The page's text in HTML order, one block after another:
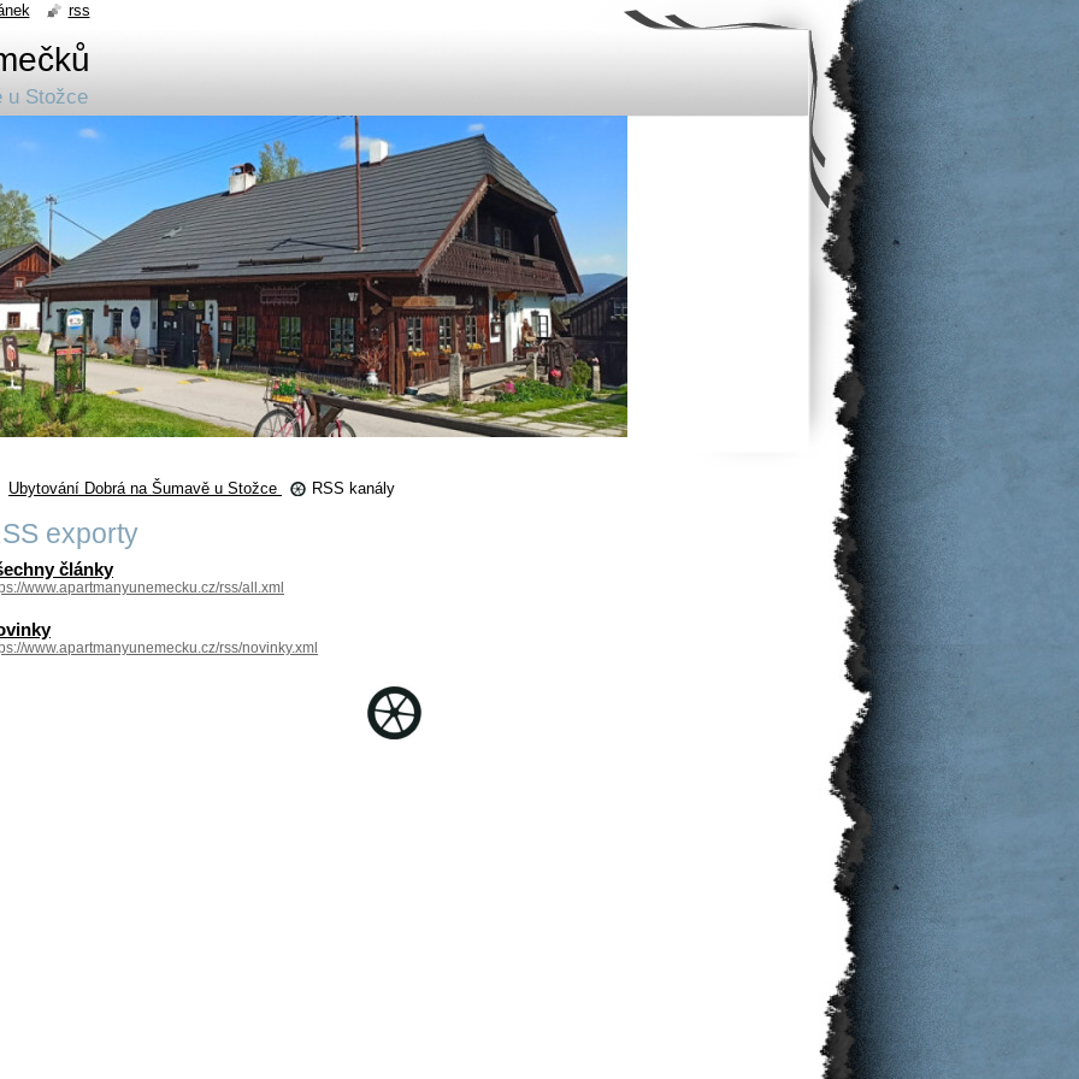
u Stožce
Ubytování Dobrá na Šumavě u Stožce RSS kanály
exporty
články
www.apartmanyunemecku.cz/rss/all.xml
www.apartmanyunemecku.cz/rss/novinky.xml
rss